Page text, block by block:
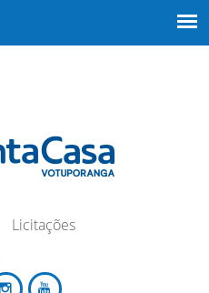
Licitações